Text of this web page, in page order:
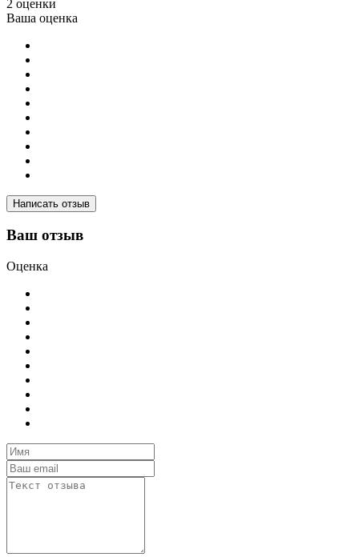
2 оценки
Ваша оценка
Написать отзыв
Ваш отзыв
Оценка